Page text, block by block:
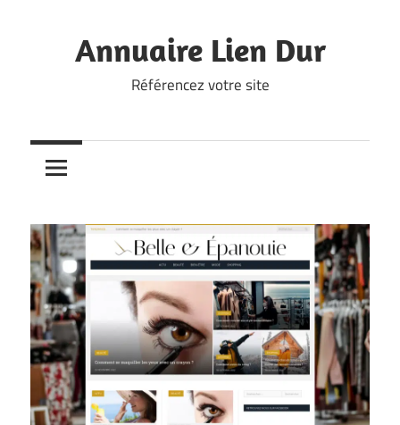
contentAnnuaire Lien Dur
Référencez votre site